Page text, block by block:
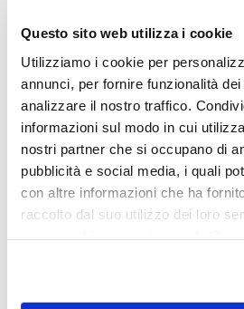
Questo sito web utilizza i cookie
Utilizziamo i cookie per
annunci, per fornire funzionalità
analizzare il nostro traffico.
informazioni sul modo in cui
nostri partner che si occupano di
pubblicità e social media, i quali
con altre informazioni che ha
raccolto dal suo utilizzo dei loro
nostro negozio non saranno
da OTTICA DIOPTER
Showing all 2 results